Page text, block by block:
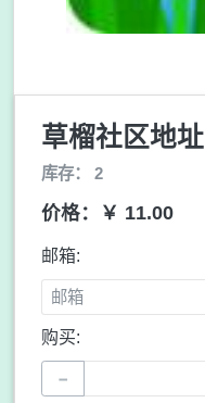
草榴社区地址
库存： 2
价格：￥ 11.00
邮箱:
购买:
−